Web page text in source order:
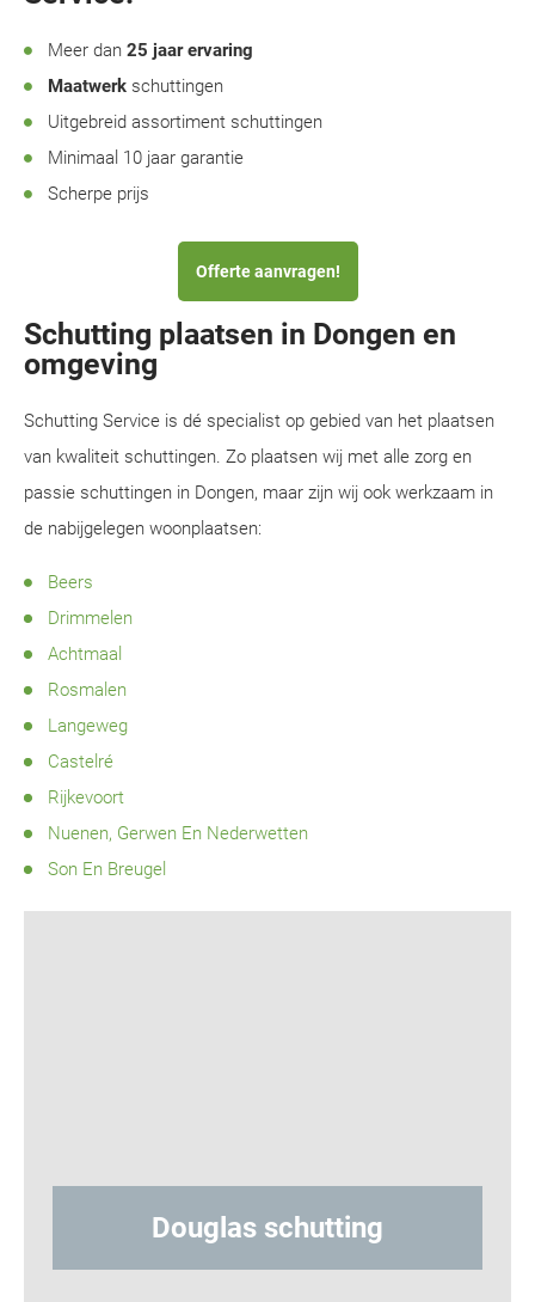
Meer dan 25 jaar ervaring
Maatwerk schuttingen
Uitgebreid assortiment schuttingen
Minimaal 10 jaar garantie
Scherpe prijs
Offerte aanvragen!
Schutting plaatsen in Dongen en
omgeving
Schutting Service is dé specialist op gebied van het plaatsen
van kwaliteit schuttingen. Zo plaatsen wij met alle zorg en
passie schuttingen in Dongen, maar zijn wij ook werkzaam in
de nabijgelegen woonplaatsen:
Beers
Drimmelen
Achtmaal
Rosmalen
Langeweg
Castelré
Rijkevoort
Nuenen, Gerwen En Nederwetten
Son En Breugel
Hout-betonschutting